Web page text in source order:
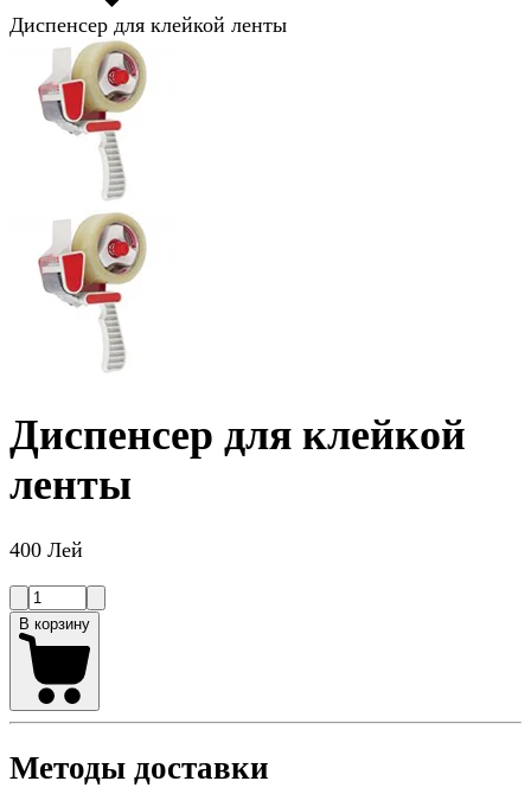
Диспенсер для клейкой ленты
Диспенсер для клейкой
ленты
400 Лей
В корзину
Методы доставки